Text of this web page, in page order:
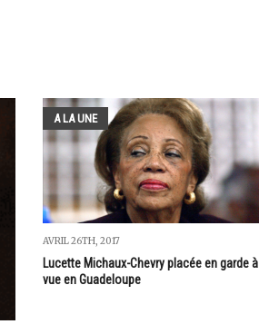
A LA UNE
AVRIL 26TH, 2017
Lucette Michaux-Chevry placée en garde à
vue en Guadeloupe